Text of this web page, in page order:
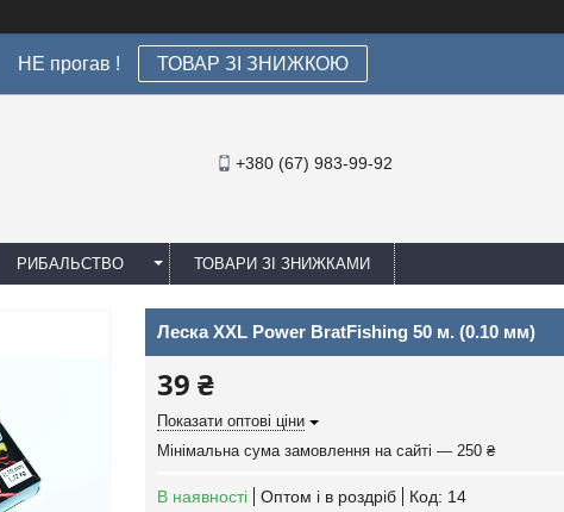
НЕ прогав ! ТОВАР ЗІ ЗНИЖКОЮ
+380 (67) 983-99-92
РИБАЛЬСТВО ТОВАРИ ЗІ ЗНИЖКАМИ
Леска XXL Power BratFishing 50 м. (0.10 мм)
39 ₴
Показати оптові ціни
Мінімальна сума замовлення на сайті — 250 ₴
В наявності Оптом і в роздріб Код: 14